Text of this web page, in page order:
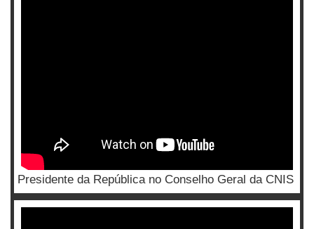
Presidente da República no Conselho Geral da CNIS